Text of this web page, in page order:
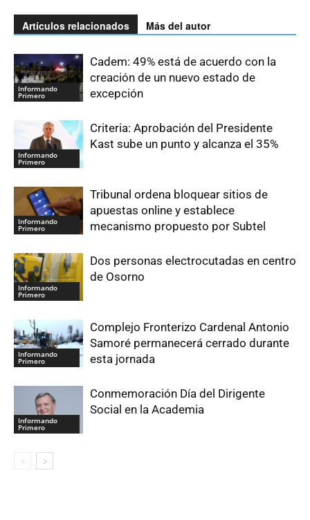
Artículos relacionados Más del autor
Informando
Primero
Cadem: 49% está de acuerdo con la
creación de un nuevo estado de
excepción
Informando
Primero
Criteria: Aprobación del Presidente
Kast sube un punto y alcanza el 35%
Informando
Primero
Tribunal ordena bloquear sitios de
apuestas online y establece
mecanismo propuesto por Subtel
Informando
Primero
Dos personas electrocutadas en centro
de Osorno
Informando
Primero
Complejo Fronterizo Cardenal Antonio
Samoré permanecerá cerrado durante
esta jornada
Informando
Primero
Conmemoración Día del Dirigente
Social en la Academia